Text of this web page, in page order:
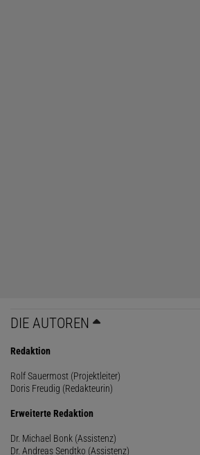
DIE AUTOREN
Redaktion
Rolf Sauermost (Projektleiter)
Doris Freudig (Redakteurin)
Erweiterte Redaktion
Dr. Michael Bonk (Assistenz)
Dr. Andreas Sendtko (Assistenz)